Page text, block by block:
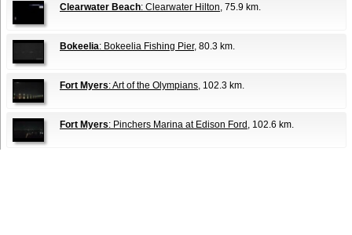
Clearwater Beach: Clearwater Hilton, 75.9 km.
Bokeelia: Bokeelia Fishing Pier, 80.3 km.
Fort Myers: Art of the Olympians, 102.3 km.
Fort Myers: Pinchers Marina at Edison Ford , 102.6 km.